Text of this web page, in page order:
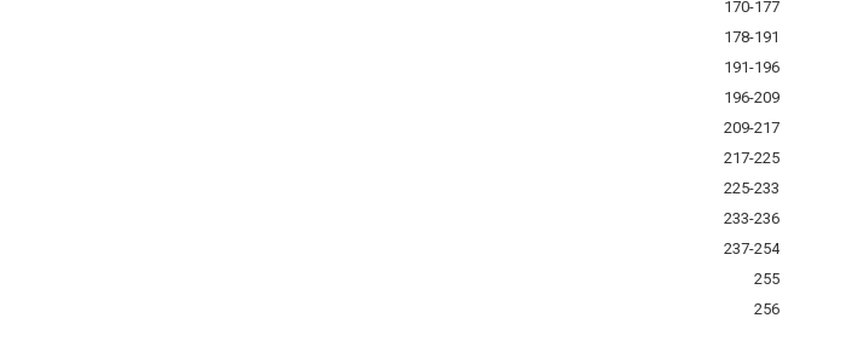
170-177
178-191
191-196
196-209
209-217
217-225
225-233
233-236
237-254
255
256